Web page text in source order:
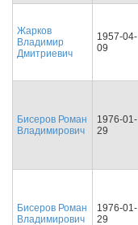
Жарков
Владимир
Дмитриевич
1957-04-
09
Бисеров Роман
Владимирович
1976-01-
29
Бисеров Роман
Владимирович
1976-01-
29